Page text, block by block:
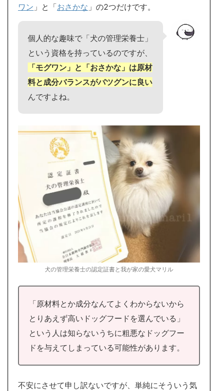
ワン 」と「おさかな 」の2つだけです。
個人的な趣味で「犬の管理栄養士」
という資格を持っているのですが、
「モグワン」と「おさかな」は原材
料と成分バランスがバツグンに良い
んですよね。
犬の管理栄養士の認定証書と我が家の愛犬マリル
「原材料とか成分なんてよくわからないから
とりあえず高いドッグフードを選んでいる」
という人は知らないうちに粗悪なドッグフー
ドを与えてしまっている可能性があります。
不安にさせて申し訳ないですが、単純にそういう気